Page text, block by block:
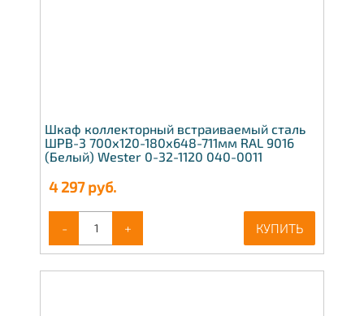
Шкаф коллекторный встраиваемый сталь
ШРВ-3 700х120-180х648-711мм RAL 9016
(Белый) Wester 0-32-1120 040-0011
4 297руб.
- + КУПИТЬ